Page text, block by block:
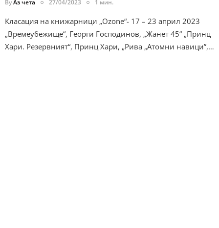
ByАз чета 27/04/2023 1 мин.
Класация на книжарници „Ozone“- 17 – 23 април 2023
„Времеубежище“, Георги Господинов, „Жанет 45“ „Принц
Хари. Резервният“, Принц Хари, „Рива „Атомни навици”,…